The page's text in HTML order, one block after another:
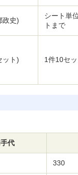
政史)
シート単
トまで
ット) 1件10セ
代
330